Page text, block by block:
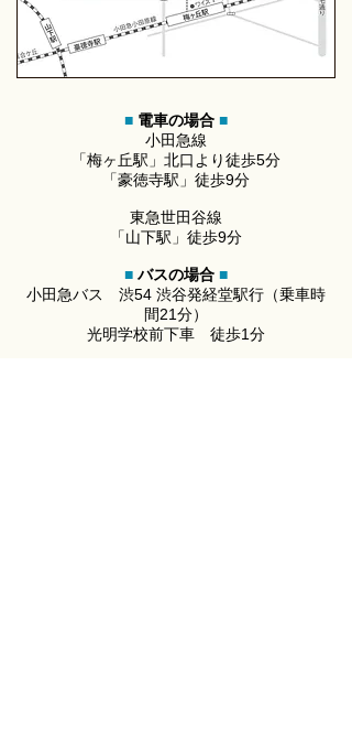
■ 電車の場合 ■
小田急線
「梅ヶ丘駅」北口より徒歩5分
「豪徳寺駅」徒歩9分
東急世田谷線
「山下駅」徒歩9分
■ バス​の場合 ■
小田急バス 渋54 渋谷発経堂駅行（乗車時
間21分）
光明学校前下車 徒歩1分